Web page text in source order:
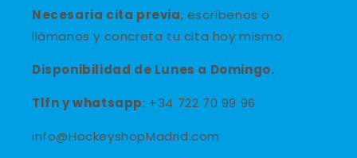
Necesaria cita previa, escríbenos o
llámanos y concreta tu cita hoy mismo.
Disponibilidad de Lunes a Domingo.
Tlfn ywhatsapp: +34 722 70 99 96
info@HockeyshopMadrid.com